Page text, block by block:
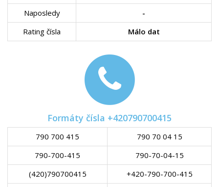
Naposledy
-
Rating čísla
Málo dat
Formáty čísla +420790700415
790 700 415
790 70 04 15
790-700-415
790-70-04-15
(420)790700415
+420-790-700-415